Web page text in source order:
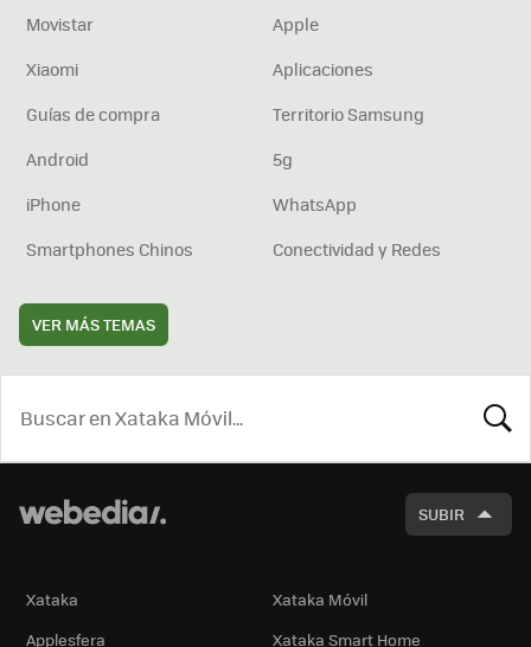
Movistar
Apple
Xiaomi
Aplicaciones
Guías de compra
Territorio Samsung
Android
5g
iPhone
WhatsApp
Smartphones Chinos
Conectividad y Redes
VER MÁS TEMAS
SUBIR
Xataka
Xataka Móvil
Applesfera
Xataka Smart Home